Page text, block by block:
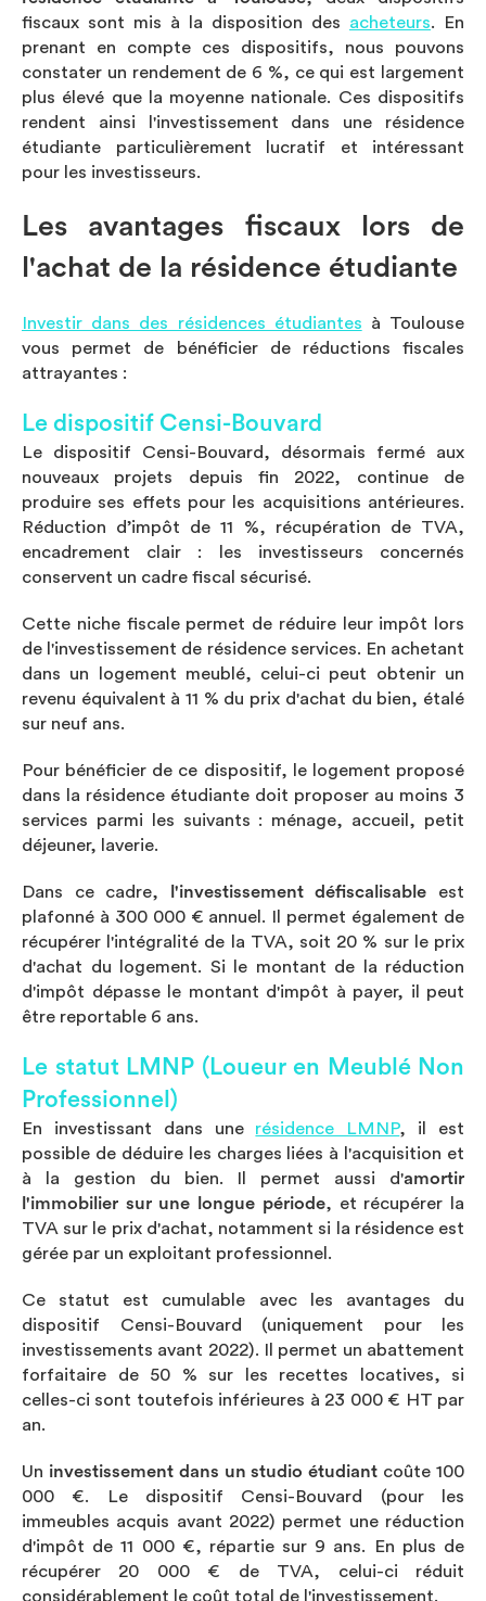
fiscaux sont mis à la disposition des acheteurs. En
prenant en compte ces dispositifs, nous pouvons
constater un rendement de 6 %, ce qui est largement
plus élevé que la moyenne nationale. Ces dispositifs
rendent ainsi l'investissement dans une résidence
étudiante particulièrement lucratif et intéressant
pour les investisseurs.
Les avantages fiscaux lors de
l'achat de la résidence étudiante
Investir dans des résidences étudiantes à Toulouse
vous permet de bénéficier de réductions fiscales
attrayantes :
Le dispositif Censi-Bouvard
Le dispositif Censi-Bouvard, désormais fermé aux
nouveaux projets depuis fin 2022, continue de
produire ses effets pour les acquisitions antérieures.
Réduction d’impôt de 11 %, récupération de TVA,
encadrement clair : les investisseurs concernés
conservent un cadre fiscal sécurisé.
Cette niche fiscale permet de réduire leur impôt lors
de l'investissement de résidence services. En achetant
dans un logement meublé, celui-ci peut obtenir un
revenu équivalent à 11 % du prix d'achat du bien, étalé
sur neuf ans.
Pour bénéficier de ce dispositif, le logement proposé
dans la résidence étudiante doit proposer au moins 3
services parmi les suivants : ménage, accueil, petit
déjeuner, laverie.
Dans ce cadre, l'investissement défiscalisable est
plafonné à 300 000 € annuel. Il permet également de
récupérer l'intégralité de la TVA, soit 20 % sur le prix
d'achat du logement. Si le montant de la réduction
d'impôt dépasse le montant d'impôt à payer, il peut
être reportable 6 ans.
Le statut LMNP (Loueur en Meublé Non
Professionnel)
En investissant dans une résidence LMNP, il est
possible de déduire les charges liées à l'acquisition et
à la gestion du bien. Il permet aussi d'amortir
l'immobilier sur une longue période, et récupérer la
TVA sur le prix d'achat, notamment si la résidence est
gérée par un exploitant professionnel.
Ce statut est cumulable avec les avantages du
dispositif Censi-Bouvard (uniquement pour les
investissements avant 2022). Il permet un abattement
forfaitaire de 50 % sur les recettes locatives, si
celles-ci sont toutefois inférieures à 23 000 € HT par
an.
Un investissement dans un studio étudiant coûte 100
000 €. Le dispositif Censi-Bouvard (pour les
immeubles acquis avant 2022) permet une réduction
d'impôt de 11 000 €, répartie sur 9 ans. En plus de
récupérer 20 000 € de TVA, celui-ci réduit
considérablement le coût total de l'investissement.